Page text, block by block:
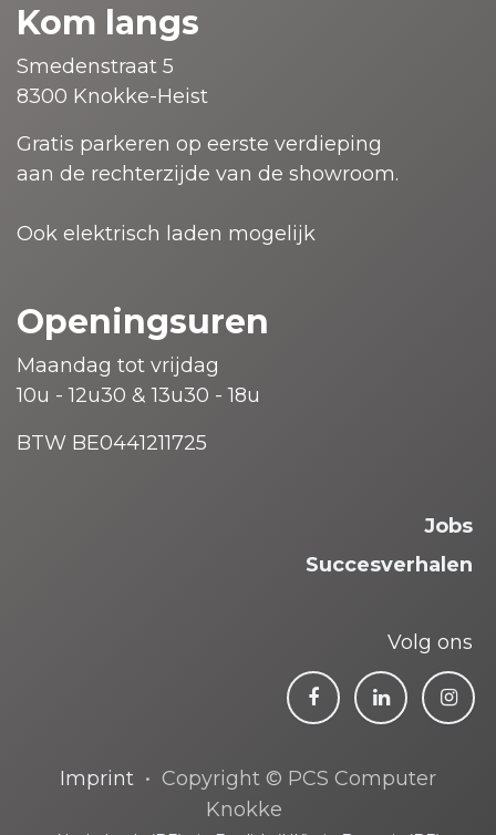
Kom langs
Smedenstraat 5
8300 Knokke-Heist
Gratis parkeren op eerste verdieping
aan de rechterzijde van de showroom.
Ook elektrisch laden mogelijk
Openingsuren
Maandag tot vrijdag
10u - 12u30 & 13u30 - 18u
BTW BE0441211725
Jobs
Succesverhalen
Volg ons
Imprint • Copyright © PCS Computer
Knokke